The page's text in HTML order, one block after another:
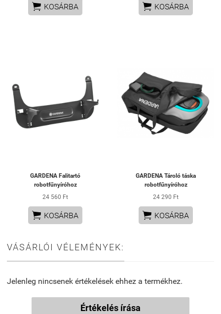
 KOSÁRBA  KOSÁRBA
GARDENA Falitartó
robotfűnyíróhoz
24 560 Ft
 KOSÁRBA
GARDENA Tároló táska
robotfűnyíróhoz
24 290 Ft
 KOSÁRBA
VÁSÁRLÓI VÉLEMÉNYEK:
Jelenleg nincsenek értékelések ehhez a termékhez.
Értékelés írása